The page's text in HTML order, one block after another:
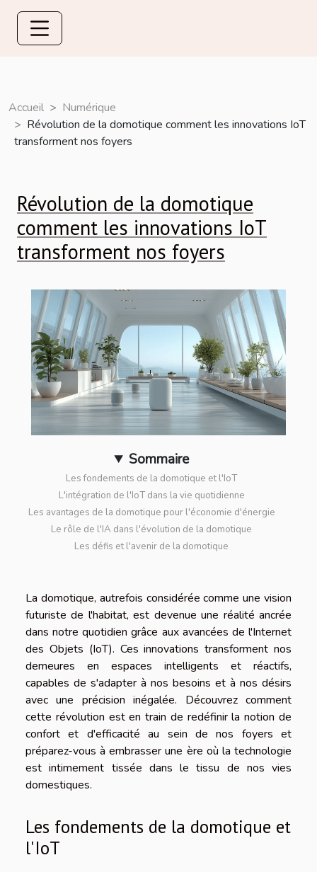
Accueil
Numérique
Révolution de la domotique comment les innovations IoT
transforment nos foyers
Révolution de la domotique
comment les innovations IoT
transforment nos foyers
Sommaire
Les fondements de la domotique et l'IoT
L'intégration de l'IoT dans la vie quotidienne
Les avantages de la domotique pour l'économie d'énergie
Le rôle de l'IA dans l'évolution de la domotique
Les défis et l'avenir de la domotique
La domotique, autrefois considérée comme une vision
futuriste de l'habitat, est devenue une réalité ancrée
dans notre quotidien grâce aux avancées de l'Internet
des Objets (IoT). Ces innovations transforment nos
demeures en espaces intelligents et réactifs,
capables de s'adapter à nos besoins et à nos désirs
avec une précision inégalée. Découvrez comment
cette révolution est en train de redéfinir la notion de
confort et d'efficacité au sein de nos foyers et
préparez-vous à embrasser une ère où la technologie
est intimement tissée dans le tissu de nos vies
domestiques.
Les fondements de la domotique et
l'IoT